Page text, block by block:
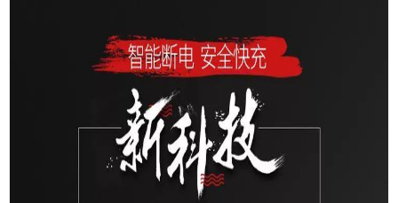
朋友， 购买时要注意自己手机的接口哦~ 0 收藏